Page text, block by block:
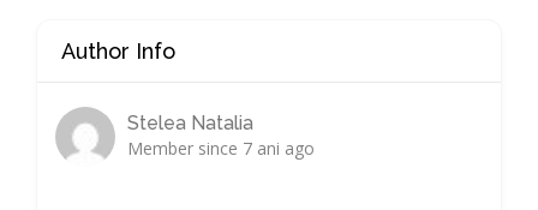
Author Info
Stelea Natalia
Member since 7 ani ago